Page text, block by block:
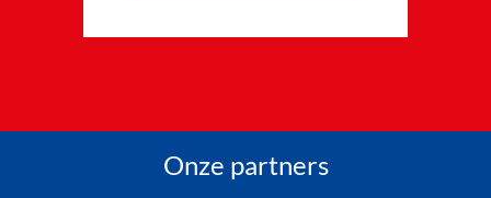
Onze partners